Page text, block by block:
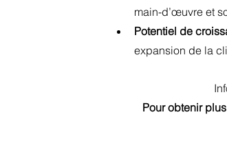
main-d’œuvre et
Potentiel de
expansion de la
I
Pour obtenir